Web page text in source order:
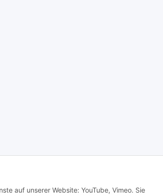
auf unserer Website: YouTube, Vimeo. Sie